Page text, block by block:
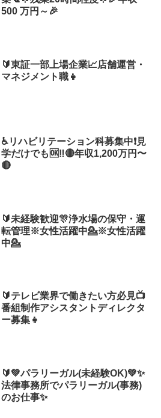
500 万円～🎉
🔰東証一部上場企業📈店舗運営・
マネジメント職👧
♿リハビリテーション科募集中❗見
学だけでも🆗‼️🔴年収1,200万円〜
🔴
🔰未経験歓迎🎊浄水場の保守・運
転管理※女性活躍中💁※女性活躍
中💁
🔰テレビ業界で働きたい方必見📺
番組制作アシスタントディレクタ
ー募集👧
🔰💚パラリーガル(未経験OK)💚✨
法律事務所でパラリーガル(事務)
のお仕事✨